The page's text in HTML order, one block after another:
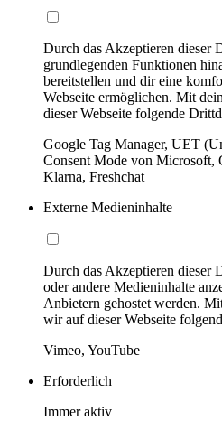
Durch das Akzeptieren dieser
grundlegenden Funktionen
bereitstellen und dir eine
Webseite ermöglichen. Mit
dieser Webseite folgende
Google Tag Manager, UET
Consent Mode von Microsoft,
Klarna, Freshchat
Externe Medieninhalte
Durch das Akzeptieren dieser
oder andere Medieninhalte
Anbietern gehostet werden.
wir auf dieser Webseite
Vimeo, YouTube
Erforderlich
Immer aktiv